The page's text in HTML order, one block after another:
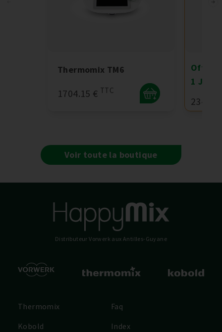
Thermomix TM6
1704.15 € TTC
+
Offre
1
2349 €
Voir toute la boutique
Distributeur Vorwerk aux Antilles-Guyane
Thermomix
Kobold
Faq
Index